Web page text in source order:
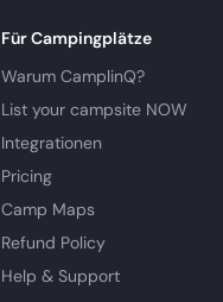
Für Campingplätze
Warum CamplinQ?
List your campsite NOW
Integrationen
Pricing
Camp Maps
Refund Policy
Help & Support